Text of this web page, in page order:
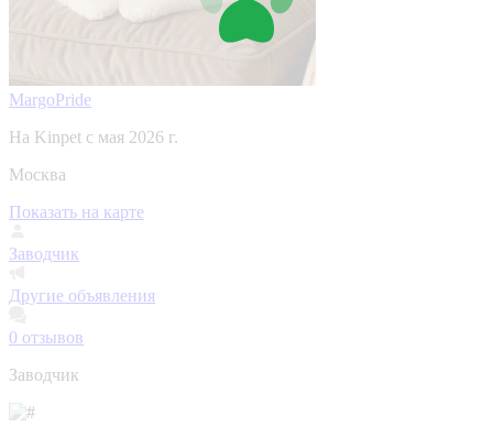
MargoPride
На Kinpet c мая 2026 г.
Москва
Показать на карте
Заводчик
Другие объявления
0 отзывов
Заводчик